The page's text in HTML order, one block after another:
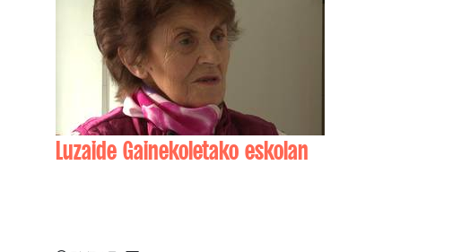
Luzaide Gainekoletako eskolan